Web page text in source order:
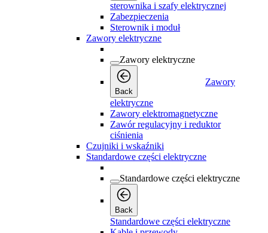
sterownika i szafy elektrycznej
Zabezpieczenia
Sterownik i moduł
Zawory elektryczne
Zawory elektryczne
Back
Zawory
elektryczne
Zawory elektromagnetyczne
Zawór regulacyjny i reduktor
ciśnienia
Czujniki i wskaźniki
Standardowe części elektryczne
Standardowe części elektryczne
Back
Standardowe części elektryczne